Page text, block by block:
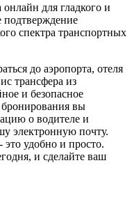
для гладкого и
подтверждение
спектра транспортных
до аэропорта, отеля
трансфера из
и безопасное
вы
о водителе и
электронную почту.
это удобно и просто.
и сделайте ваш